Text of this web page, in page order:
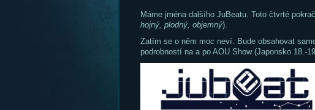
Máme jména dalšího JuBeatu. Toto čtvrté
hojný, plodný, objemný).
Zatím se o něm moc neví. Bude obsahovat
podrobností na a po AOU Show (Japonsko 18.-